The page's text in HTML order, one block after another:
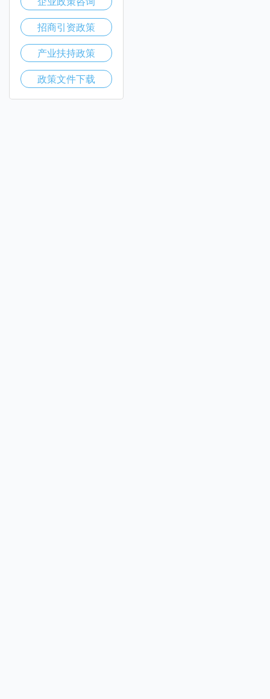
招商引资政策
产业扶持政策
政策文件下载